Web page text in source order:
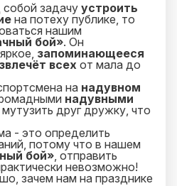
задачу устроить
на потеху публике, то
нашим
бой». Он
запоминающееся
всех от мала до
на надувном
надувными
друг дружку, что
- это определить
потому что в нашем
бой», отправить
невозможно!
зачем нам на празднике